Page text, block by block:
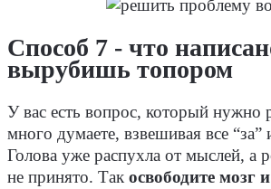
Способ 7 - что
вырубишь топором
У вас есть вопрос, который
много думаете, взвешивая все “за”
Голова уже распухла от мыслей, а
не принято. Так освободите мозг